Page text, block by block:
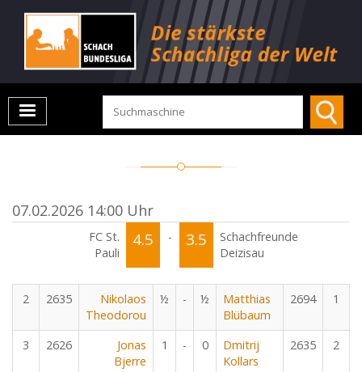
07.02.2026 14:00 Uhr
FC St.
Pauli
4.5 - 3.5
Schachfreunde
Deizisau
2 2635
Nikolaos
Theodorou
½ - ½
Matthias
Blübaum
2694 1
3 2626
Jonas
Bjerre
1 - 0
Dmitrij
Kollars
2635 2